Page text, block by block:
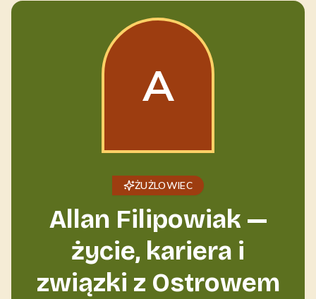
A
ŻUŻLOWIEC
Allan Filipowiak —
życie, kariera i
związki z Ostrowem